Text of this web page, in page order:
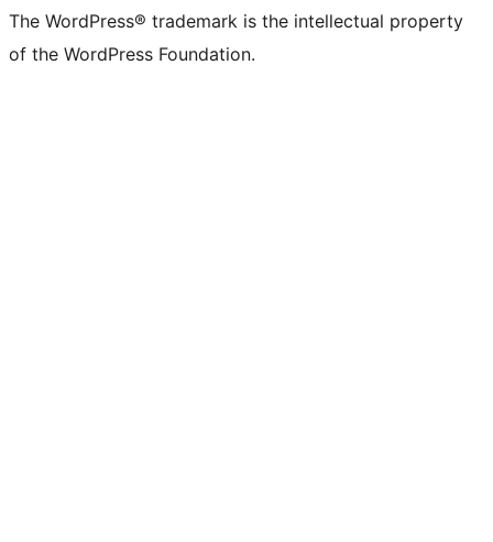
The WordPress® trademark is the intellectual property
of the WordPress Foundation.